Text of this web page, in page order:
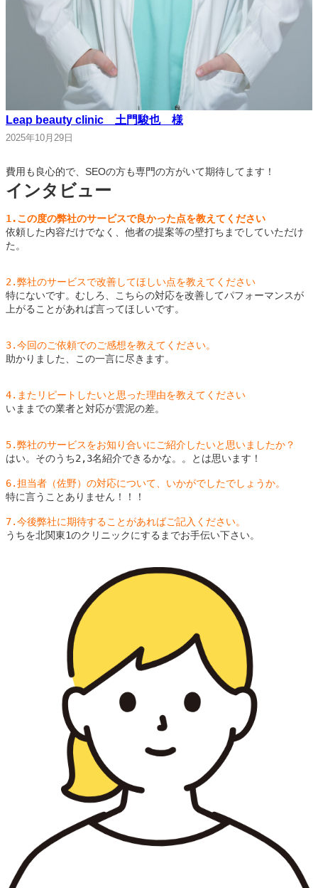
Leap beauty clinic 土門駿也 様
2025年10月29日
費用も良心的で、SEOの方も専門の方がいて期待してます！
インタビュー
1.この度の弊社のサービスで良かった点を教えてください
依頼した内容だけでなく、他者の提案等の壁打ちまでしていただけ
た。
2.弊社のサービスで改善してほしい点を教えてください
特にないです。むしろ、こちらの対応を改善してパフォーマンスが
上がることがあれば言ってほしいです。
3.今回のご依頼でのご感想を教えてください。
助かりました、この一言に尽きます。
4.またリピートしたいと思った理由を教えてください
いままでの業者と対応が雲泥の差。
5.弊社のサービスをお知り合いにご紹介したいと思いましたか？
はい。そのうち2,3名紹介できるかな。。とは思います！
6.担当者（佐野）の対応について、いかがでしたでしょうか。
特に言うことありません！！！
7.今後弊社に期待することがあればご記入ください。
うちを北関東1のクリニックにするまでお手伝い下さい。